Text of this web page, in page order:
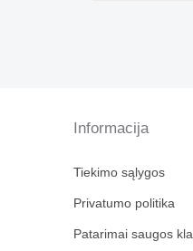
Informacija
Tiekimo sąlygos
Privatumo politika
Patarimai saugos